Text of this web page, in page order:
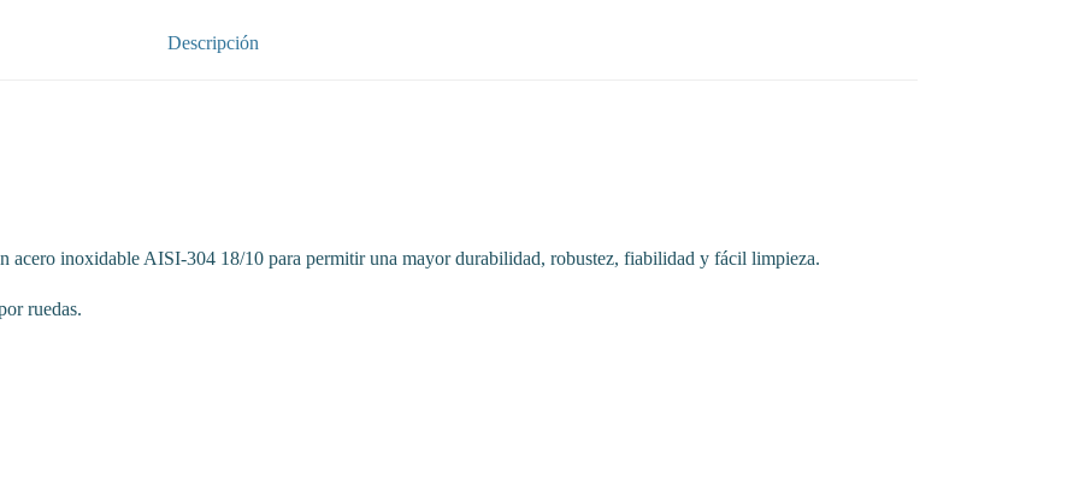
Descripción
acero inoxidable AISI-304 18/10 para permitir una mayor durabilidad, robustez, fiabilidad y fácil limpieza.
ruedas.